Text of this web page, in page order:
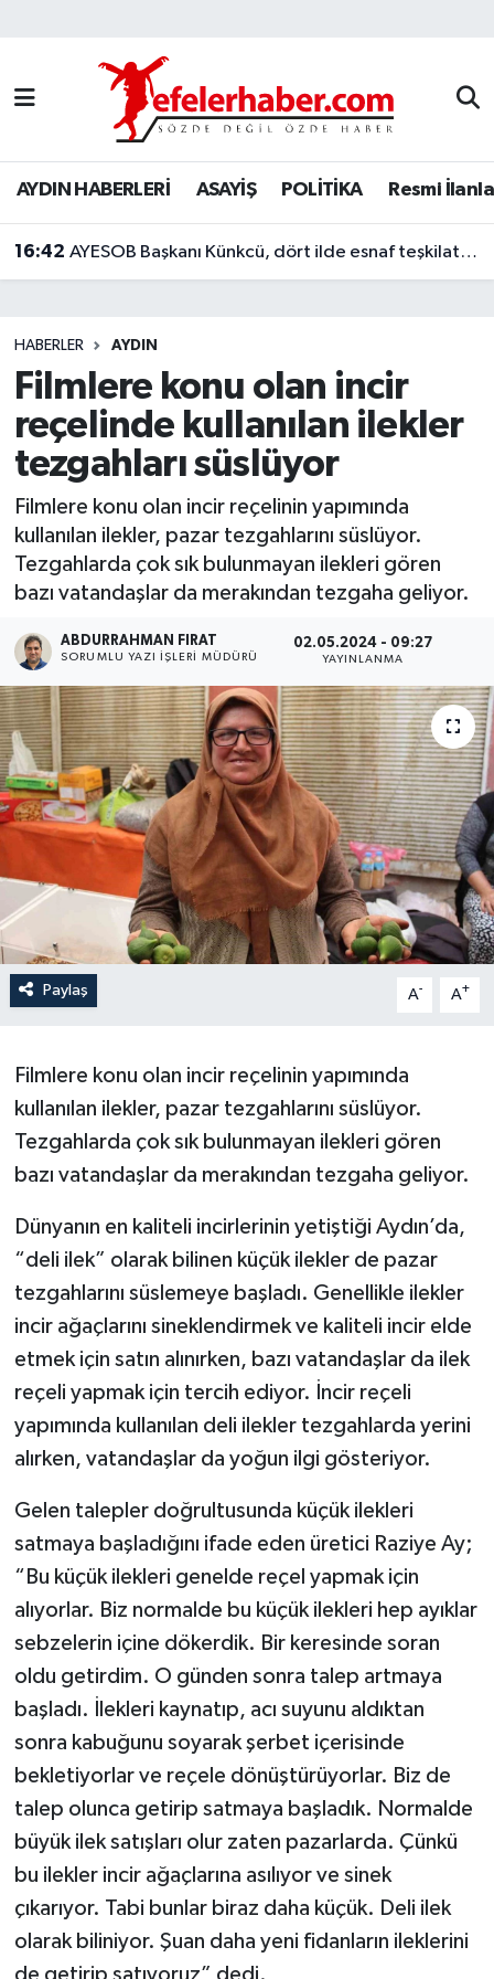
AYDIN HABERLERİ ASAYİŞ POLİTİKA Resmi
16:42 AYESOB Başkanı Künkcü, dört ilde esnaf teşkilatlarıyla buluştu
HABERLER AYDIN
Filmlere konu olan incir
reçelinde kullanılan ilekler
tezgahları süslüyor
Filmlere konu olan incir reçelinin yapımında
kullanılan ilekler, pazar tezgahlarını süslüyor.
Tezgahlarda çok sık bulunmayan ilekleri gören
bazı vatandaşlar da merakından tezgaha geliyor.
ABDURRAHMAN FIRAT
SORUMLU YAZI İŞLERI MÜDÜRÜ
02.05.2024 - 09:27
YAYINLANMA
Paylaş A- A+
Filmlere konu olan incir reçelinin yapımında
kullanılan ilekler, pazar tezgahlarını süslüyor.
Tezgahlarda çok sık bulunmayan ilekleri gören
bazı vatandaşlar da merakından tezgaha geliyor.
Dünyanın en kaliteli incirlerinin yetiştiği Aydın’da,
“deli ilek” olarak bilinen küçük ilekler de pazar
tezgahlarını süslemeye başladı. Genellikle ilekler
incir ağaçlarını sineklendirmek ve kaliteli incir elde
etmek için satın alınırken, bazı vatandaşlar da ilek
reçeli yapmak için tercih ediyor. İncir reçeli
yapımında kullanılan deli ilekler tezgahlarda yerini
alırken, vatandaşlar da yoğun ilgi gösteriyor.
Gelen talepler doğrultusunda küçük ilekleri
satmaya başladığını ifade eden üretici Raziye Ay;
“Bu küçük ilekleri genelde reçel yapmak için
alıyorlar. Biz normalde bu küçük ilekleri hep ayıklar
sebzelerin içine dökerdik. Bir keresinde soran
oldu getirdim. O günden sonra talep artmaya
başladı. İlekleri kaynatıp, acı suyunu aldıktan
sonra kabuğunu soyarak şerbet içerisinde
bekletiyorlar ve reçele dönüştürüyorlar. Biz de
talep olunca getirip satmaya başladık. Normalde
büyük ilek satışları olur zaten pazarlarda. Çünkü
bu ilekler incir ağaçlarına asılıyor ve sinek
çıkarıyor. Tabi bunlar biraz daha küçük. Deli ilek
olarak biliniyor. Şuan daha yeni fidanların ileklerini
de getirip satıyoruz” dedi.
Nöbetçi Eczaneler
Hava Durumu
Aydin Namaz Vakitleri
Trafik Durumu
Son Dakika Haberleri
Haber Arşivi